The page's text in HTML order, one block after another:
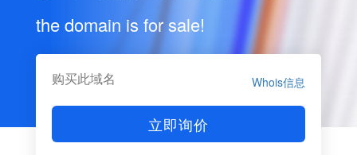
the domain is for sale!
购买此域名 Whois信息
立即询价